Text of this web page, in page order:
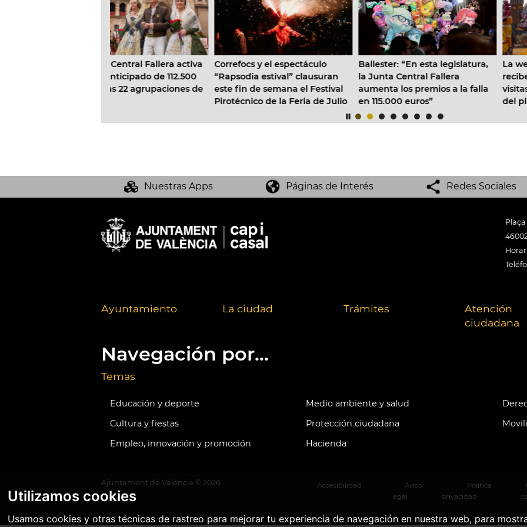
Utilizamos cookies
Usamos cookies y otras técnicas de rastreo para mejorar tu experiencia de navegación en nuestra web, para
Correfocs y el espectáculo
“Rapsodia estival” clausuran
este fin de semana el Festival
Pirotécnico de la Feria de Julio
Ballester: “En esta legislatura,
la Junta Central Fallera
aumenta los premios a la falla
en 115.000 euros”
La web de la Batalla de
recibe en 3 días más de
visitas desde todos los
del planeta
Nuestras Apps Páginas de Interés Redes Sociales
Ayuntamiento La ciudad Trámites
Atención
ciudadana
Navegación por...
Temas
Educación y deporte Medio ambiente y salud
Cultura y fiestas
Protección ciudadana
Empleo, innovación y promoción
Hacienda
Ajuntament de València © 2026 Accesibilidad
Aviso
legal
Política
privacidad